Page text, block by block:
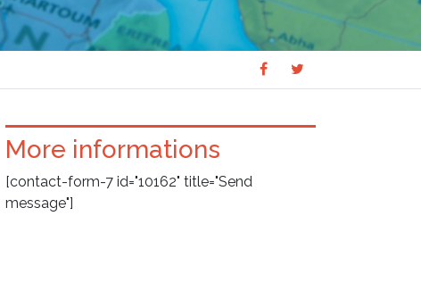
Share
on
on
More informations
[contact-form-7 id="10162" title="Send
message"]